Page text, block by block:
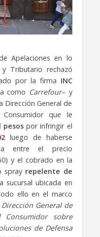
Apelaciones en lo
y Tributario rechazó
por la firma INC
como Carrefour– y
Dirección General de
que le
pesos por infringir el
luego de haberse
entre el precio
y el cobrado en la
spray repelente de
sucursal ubicada en
ello en el marco
Dirección General de
Consumidor sobre
de Defensa